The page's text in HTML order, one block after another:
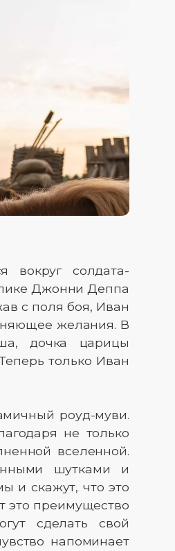
вокруг солдата-
Джонни Деппа
с поля боя, Иван
желания. В
дочка царицы
только Иван
роуд-муви.
не только
вселенной.
шутками и
и скажут, что это
это преимущество
сделать свой
напоминает